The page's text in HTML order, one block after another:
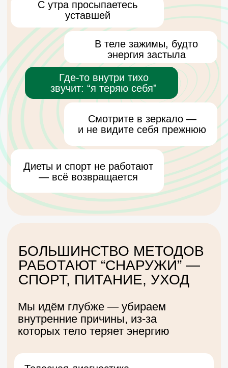
БОЛЬШИНСТВО МЕТОДОВ
РАБОТАЮТ “СНАРУЖИ” —
СПОРТ, ПИТАНИЕ, УХОД
Отпускаем внутренние
сценарии усталости
Психическая перезагрузка
Узнаем, где живут
зажимы и блоки
Телесная диагностика
Мы идём глубже — убираем
внутренние причины, из-за
которых тело теряет энергию